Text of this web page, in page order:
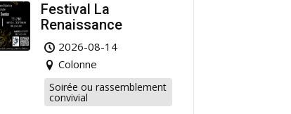
Festival La
Renaissance
2026-08-14
Colonne
Soirée ou rassemblement
convivial